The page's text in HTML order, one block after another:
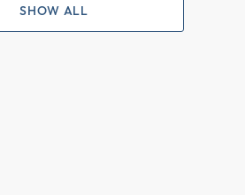
SHOW ALL